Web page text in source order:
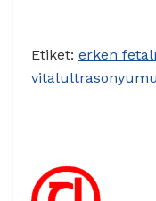
Etiket: erken fetal
vitalultrason